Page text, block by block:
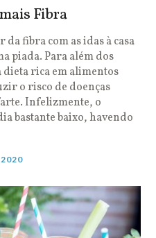
Fibra
da fibra com as idas à casa
piada. Para além dos
rica em alimentos
o risco de doenças
Infelizmente, o
bastante baixo, havendo